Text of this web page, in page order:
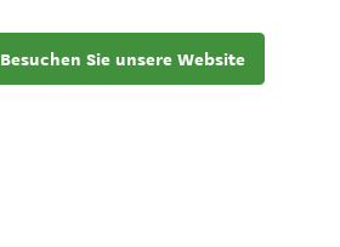
Besuchen Sie unsere Website